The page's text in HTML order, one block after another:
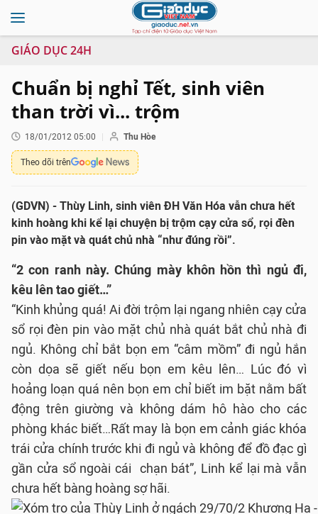
GIÁO DỤC 24H
Chuẩn bị nghỉ Tết, sinh viên
than trời vì... trộm
18/01/2012 05:00 Thu Hòe
Theo dõi trên
(GDVN) - Thùy Linh, sinh viên ĐH Văn Hóa vẫn chưa hết
kinh hoàng khi kể lại chuyện bị trộm cạy cửa sổ, rọi đèn
pin vào mặt và quát chủ nhà “như đúng rồi”.
“2 con ranh này. Chúng mày khôn hồn thì ngủ đi,
kêu lên tao giết…”
“Kinh khủng quá! Ai đời trộm lại ngang nhiên cạy cửa
sổ rọi đèn pin vào mặt chủ nhà quát bắt chủ nhà đi
ngủ. Không chỉ bắt bọn em “câm mồm” đi ngủ hắn
còn dọa sẽ giết nếu bọn em kêu lên… Lúc đó vì
hoảng loạn quá nên bọn em chỉ biết im bặt nằm bất
động trên giường và không dám hô hào cho các
phòng khác biết…Rất may là bọn em cảnh giác khóa
trái cửa chính trước khi đi ngủ và không để đồ đạc gì
gần cửa sổ ngoài cái chạn bát”, Linh kể lại mà vẫn
chưa hết bàng hoàng sợ hãi.